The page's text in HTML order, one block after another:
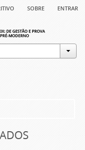
sobre entrar